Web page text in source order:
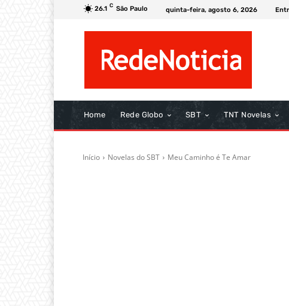
26.1 C São Paulo quinta-feira, agosto 6, 2026
Home Rede Globo SBT TNT Novelas
Início Novelas do SBT Meu Caminho é Te Amar